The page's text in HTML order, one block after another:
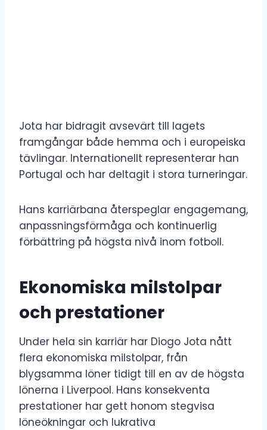
Jota har bidragit avsevärt till lagets
framgångar både hemma och i europeiska
tävlingar. Internationellt representerar han
Portugal och har deltagit i stora turneringar.
Hans karriärbana återspeglar engagemang,
anpassningsförmåga och kontinuerlig
förbättring på högsta nivå inom fotboll.
Ekonomiska milstolpar
och prestationer
Under hela sin karriär har Diogo Jota nått
flera ekonomiska milstolpar, från
blygsamma löner tidigt till en av de högsta
lönerna i Liverpool. Hans konsekventa
prestationer har gett honom stegvisa
löneökningar och lukrativa